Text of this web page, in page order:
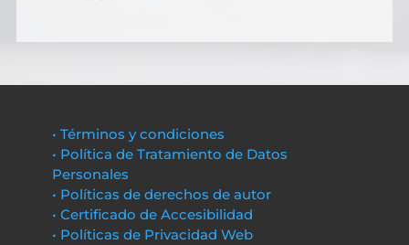
• Términos y condiciones
• Política de Tratamiento de Datos
Personales
• Políticas de derechos de autor
• Certificado de Accesibilidad
• Políticas de Privacidad Web